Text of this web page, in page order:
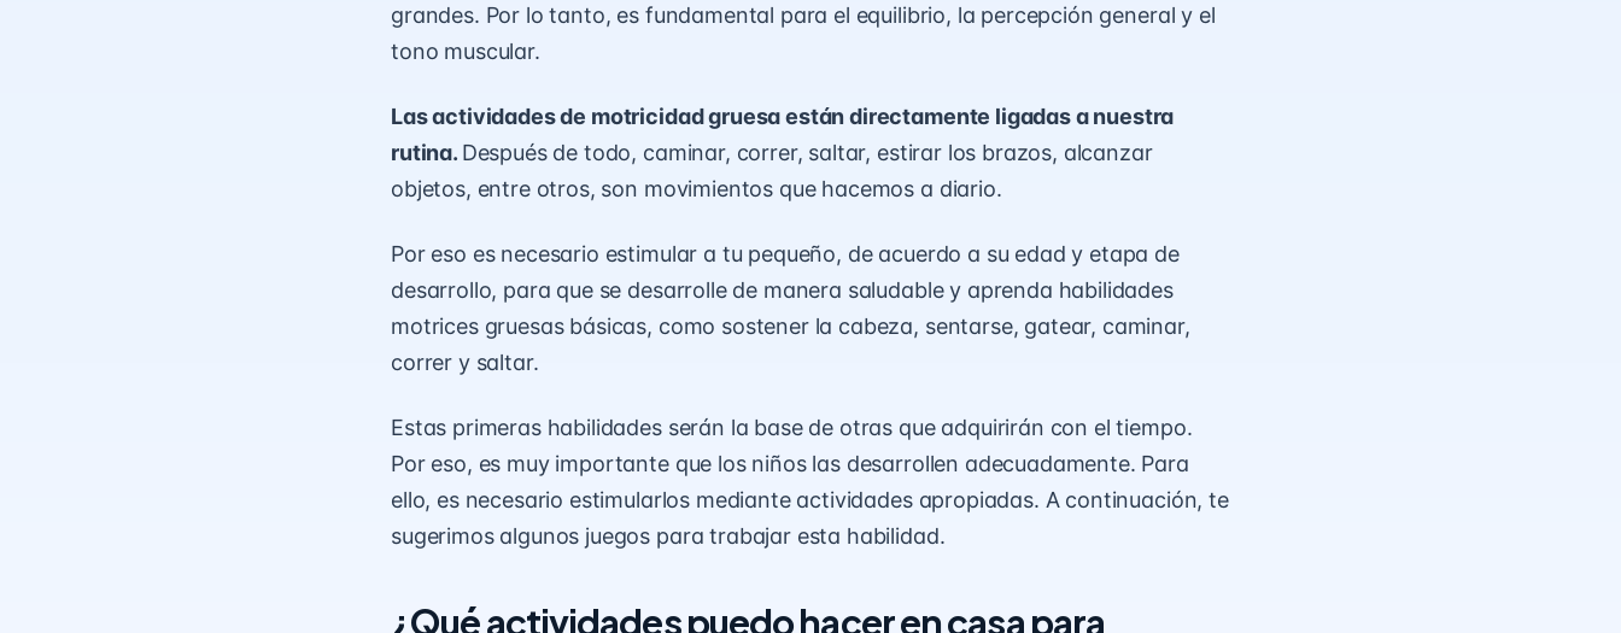
grandes. Por lo tanto, es fundamental para el equilibrio, la percepción general y el
tono muscular.
Las actividades de motricidad gruesa están directamente ligadas a nuestra
rutina. Después de todo, caminar, correr, saltar, estirar los brazos, alcanzar
objetos, entre otros, son movimientos que hacemos a diario.
Por eso es necesario estimular a tu pequeño, de acuerdo a su edad y etapa de
desarrollo, para que se desarrolle de manera saludable y aprenda habilidades
motrices gruesas básicas, como sostener la cabeza, sentarse, gatear, caminar,
correr y saltar.
Estas primeras habilidades serán la base de otras que adquirirán con el tiempo.
Por eso, es muy importante que los niños las desarrollen adecuadamente. Para
ello, es necesario estimularlos mediante actividades apropiadas. A continuación, te
sugerimos algunos juegos para trabajar esta habilidad.
¿Qué actividades puedo hacer en casa para